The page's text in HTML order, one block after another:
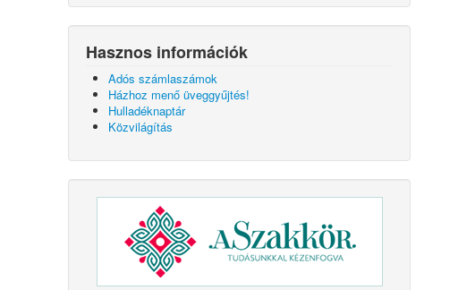
Hasznos információk
Adós számlaszámok
Házhoz menő üveggyűjtés!
Hulladéknaptár
Közvilágítás